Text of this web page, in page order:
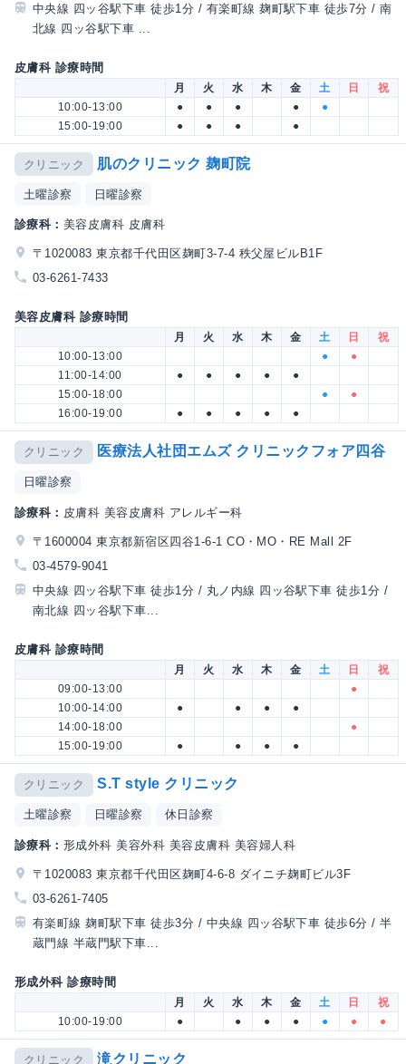
中央線 四ッ谷駅下車 徒歩1分 / 有楽町線 麹町駅下車 徒歩7分 / 南
北線 四ッ谷駅下車 ...
皮膚科 診療時間
月 火 水 木 金 土 日
祝
10:00-13:00
● ● ● ●
●
15:00-19:00
● ● ● ●
クリニック 肌のクリニック 麹町院
土曜診察 日曜診察
診療科： 美容皮膚科 皮膚科
〒1020083 東京都千代田区麹町3-7-4 秩父屋ビルB1F
03-6261-7433
美容皮膚科 診療時間
月 火 水 木 金 土 日
祝
10:00-13:00
●
●
11:00-14:00
● ● ● ●
●
15:00-18:00
●
●
16:00-19:00
● ● ● ● ●
クリニック 医療法人社団エムズ クリニックフォア四谷
日曜診察
診療科： 皮膚科 美容皮膚科 アレルギー科
〒1600004 東京都新宿区四谷1-6-1 CO・MO・RE Mall 2F
03-4579-9041
中央線 四ッ谷駅下車 徒歩1分 / 丸ノ内線 四ッ谷駅下車 徒歩1分 /
南北線 四ッ谷駅下車...
皮膚科 診療時間
月 火 水 木 金 土 日
祝
09:00-13:00
●
10:00-14:00
● ● ●
●
14:00-18:00
●
15:00-19:00
● ● ● ●
クリニック S.T style クリニック
土曜診察 日曜診察 休日診察
診療科： 形成外科 美容外科 美容皮膚科 美容婦人科
〒1020083 東京都千代田区麹町4-6-8 ダイニチ麹町ビル3F
03-6261-7405
有楽町線 麹町駅下車 徒歩3分 / 中央線 四ッ谷駅下車 徒歩6分 / 半
蔵門線 半蔵門駅下車...
形成外科 診療時間
月 火 水 木 金 土 日
祝
10:00-19:00
● ● ● ● ● ● ●
クリニック 滝クリニック